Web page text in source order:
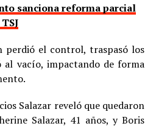
sanciona reforma parcial
perdió el control, traspasó los
vacío, impactando de forma
Salazar reveló que quedaron
Salazar, 41 años, y Boris